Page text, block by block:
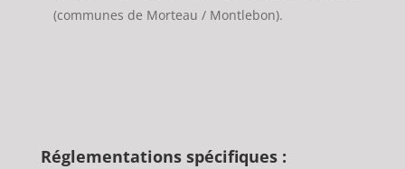
(communes de Morteau / Montlebon).
Réglementations spécifiques :